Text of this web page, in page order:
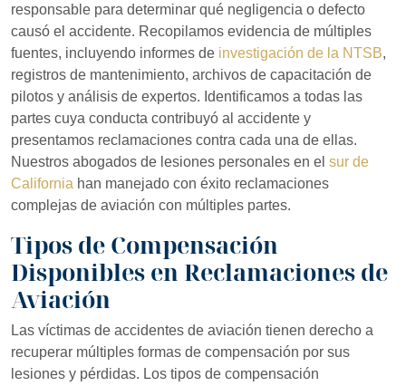
responsable para determinar qué negligencia o defecto
causó el accidente. Recopilamos evidencia de múltiples
fuentes, incluyendo informes de investigación de la NTSB,
registros de mantenimiento, archivos de capacitación de
pilotos y análisis de expertos. Identificamos a todas las
partes cuya conducta contribuyó al accidente y
presentamos reclamaciones contra cada una de ellas.
Nuestros abogados de lesiones personales en el sur de
California han manejado con éxito reclamaciones
complejas de aviación con múltiples partes.
Tipos de Compensación
Disponibles en Reclamaciones de
Aviación
Las víctimas de accidentes de aviación tienen derecho a
recuperar múltiples formas de compensación por sus
lesiones y pérdidas. Los tipos de compensación